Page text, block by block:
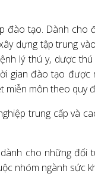
đào tạo. Dành cho
dựng tập trung
lý thú y, dược
gian đào tạo được
miễn môn theo quy
trung cấp và
cho những đối
nhóm ngành sức